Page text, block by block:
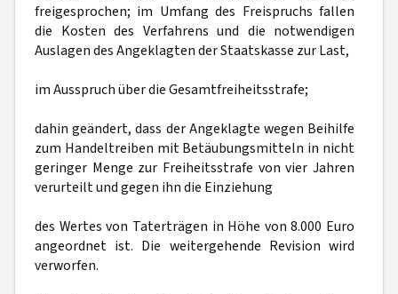
freigesprochen; im Umfang des Freispruchs fallen
die Kosten des Verfahrens und die notwendigen
Auslagen des Angeklagten der Staatskasse zur Last,
im Ausspruch über die Gesamtfreiheitsstrafe;
dahin geändert, dass der Angeklagte wegen Beihilfe
zum Handeltreiben mit Betäubungsmitteln in nicht
geringer Menge zur Freiheitsstrafe von vier Jahren
verurteilt und gegen ihn die Einziehung
des Wertes von Taterträgen in Höhe von 8.000 Euro
angeordnet ist. Die weitergehende Revision wird
verworfen.